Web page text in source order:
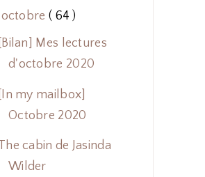
octobre ( 64 )
[Bilan] Mes lectures
d'octobre 2020
[In my mailbox]
Octobre 2020
The cabin de Jasinda
Wilder